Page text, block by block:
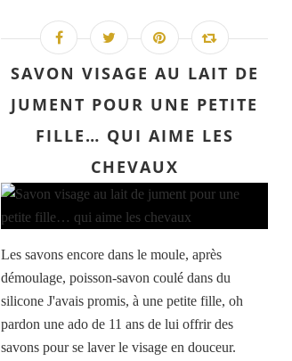
SAVON VISAGE AU LAIT DE
JUMENT POUR UNE PETITE
FILLE… QUI AIME LES
CHEVAUX
Les savons encore dans le moule, après
démoulage, poisson-savon coulé dans du
silicone J'avais promis, à une petite fille, oh
pardon une ado de 11 ans de lui offrir des
savons pour se laver le visage en douceur.